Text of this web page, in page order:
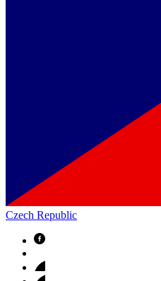
Czech Republic